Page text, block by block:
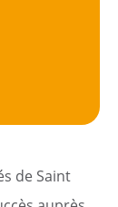
de Saint